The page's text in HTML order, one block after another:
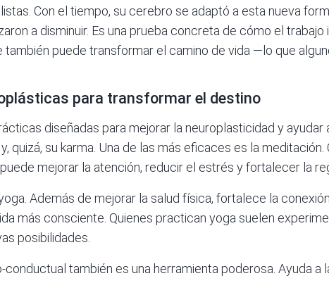
Con el tiempo, su cerebro se adaptó a esta nueva
a disminuir. Es una prueba concreta de cómo el
también puede transformar el camino de vida —lo que
para transformar el destino
diseñadas para mejorar la neuroplasticidad y
quizá, su karma. Una de las más eficaces es la
mejorar la atención, reducir el estrés y fortalecer la
Además de mejorar la salud física, fortalece la
más consciente. Quienes practican yoga suelen
posibilidades.
conductual también es una herramienta poderosa. Ayuda a